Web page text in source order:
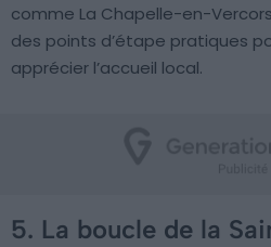
comme La Chapelle-en-
des points d’étape pratiques
apprécier l’accueil local.
5. La boucle de la